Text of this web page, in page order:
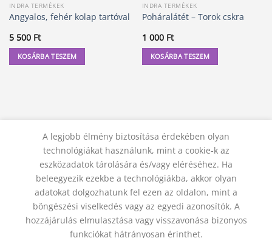
INDRA TERMÉKEK
Angyalos, fehér kolap tartóval
5 500 Ft
KOSÁRBA TESZEM
INDRA TERMÉKEK
Poháralátét – Torok cskra
1 000 Ft
KOSÁRBA TESZEM
KAPCSOLAT ADATVÉDELMI NYILATKOZAT
ÁSZF
JOGI NYILATKOZAT
SZÁLLÍTÁSI FELTÉTELEK
ELÁLLÁS A SZERZŐDÉSTŐL
© 2012 - 2026 Trigon 9000 Kft.
A legjobb élmény biztosítása érdekében olyan
technológiákat használunk, mint a cookie-k az
eszközadatok tárolására és/vagy eléréséhez. Ha
beleegyezik ezekbe a technológiákba, akkor olyan
adatokat dolgozhatunk fel ezen az oldalon, mint a
böngészési viselkedés vagy az egyedi azonosítók. A
hozzájárulás elmulasztása vagy visszavonása bizonyos
funkciókat hátrányosan érinthet.